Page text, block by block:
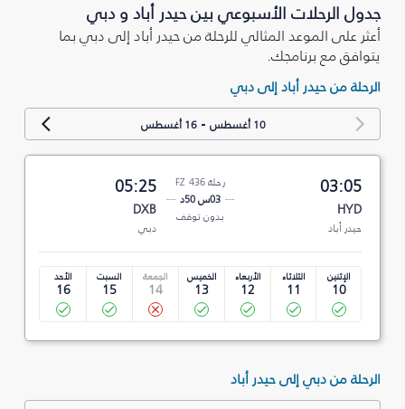
جدول الرحلات الأسبوعي بين حيدر أباد و دبي
أعثر على الموعد المثالي للرحلة من حيدر أباد إلى دبي بما
يتوافق مع برنامجك.
الرحلة من حيدر أباد إلى دبي
10 أغسطس -16 أغسطس
03:05
HYD
حيدر أباد
رحلة FZ 436
03س 50د
بدون توقف
05:25
DXB
دبي
الإثنين
10
الثلاثاء
11
الأربعاء
12
الخميس
13
الجمعة
14
السبت
15
الأحد
16
الرحلة من دبي إلى حيدر أباد